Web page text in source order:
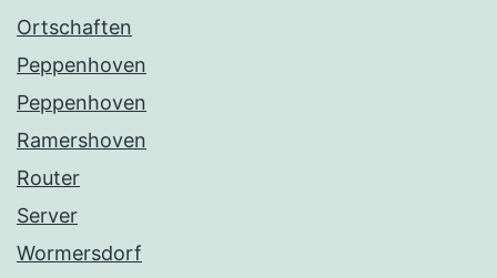
Ortschaften
Peppenhoven
Peppenhoven
Ramershoven
Router
Server
Wormersdorf